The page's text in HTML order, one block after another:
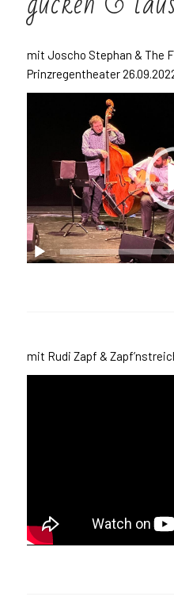
mit Joscho Stephan & The
Prinzregentheater
mit Rudi Zapf &